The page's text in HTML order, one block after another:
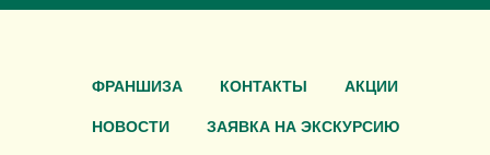
ФРАНШИЗА КОНТАКТЫ АКЦИИ
НОВОСТИ ЗАЯВКА НА ЭКСКУРСИЮ